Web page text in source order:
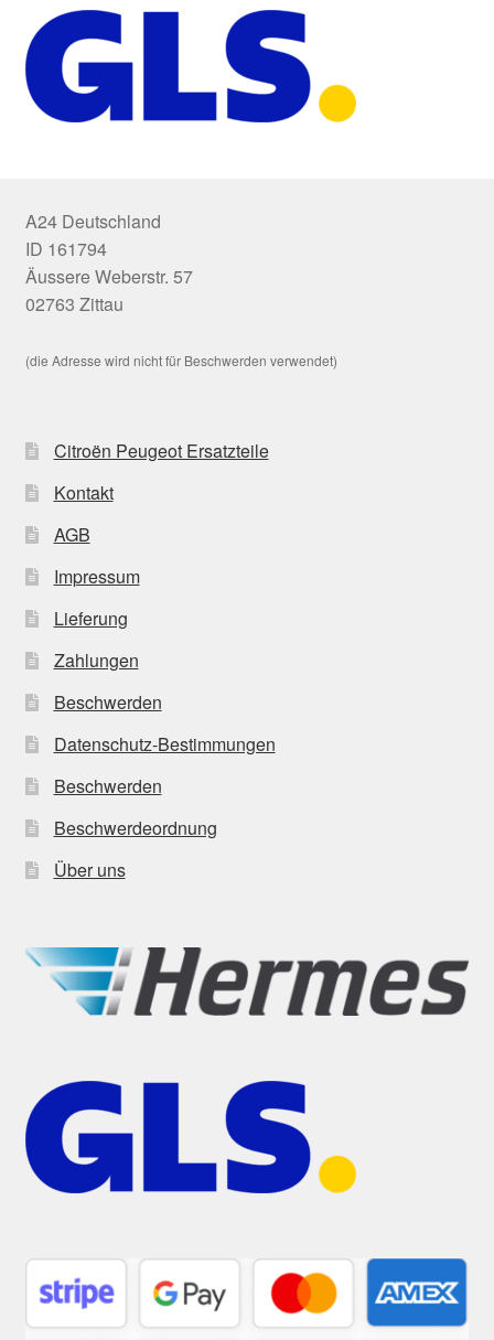
A24 Deutschland
ID 161794
Äussere Weberstr. 57
02763 Zittau
(die Adresse wird nicht für Beschwerden verwendet)
Citroën Peugeot Ersatzteile
Kontakt
AGB
Impressum
Lieferung
Zahlungen
Beschwerden
Datenschutz-Bestimmungen
Beschwerden
Beschwerdeordnung
Über uns